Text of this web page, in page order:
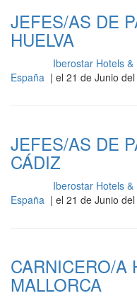
JEFES/AS DE
HUELVA
Iberostar Hotels &
España | el 21 de Junio
JEFES/AS DE
CÁDIZ
Iberostar Hotels &
España | el 21 de Junio
CARNICERO/A
MALLORCA